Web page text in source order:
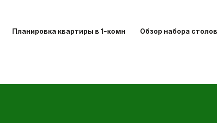
Планировка квартиры в 1-комнатной хрущевке: идеи
Обзор набора